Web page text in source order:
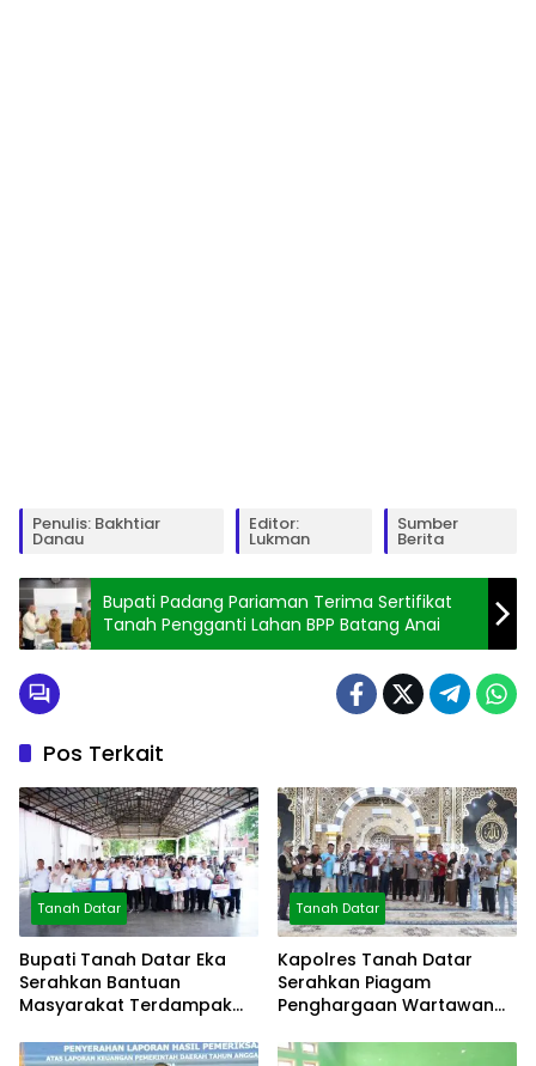
Penulis: Bakhtiar
Danau
Editor:
Lukman
Sumber
Berita
Bupati Padang Pariaman Terima Sertifikat
Tanah Pengganti Lahan BPP Batang Anai
Pos Terkait
Tanah Datar
Bupati Tanah Datar Eka
Serahkan Bantuan
Masyarakat Terdampak
Tanah Datar
Kapolres Tanah Datar
Serahkan Piagam
Penghargaan Wartawan